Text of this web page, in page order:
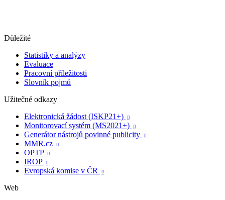
Důležité
Statistiky a analýzy
Evaluace
Pracovní příležitosti
Slovník pojmů
Užitečné odkazy
Elektronická žádost (ISKP21+)

Monitorovací systém (MS2021+) 
Generátor nástrojů povinné publicity 
MMR.cz 
OPTP 
IROP 
Evropská komise v ČR 
Web